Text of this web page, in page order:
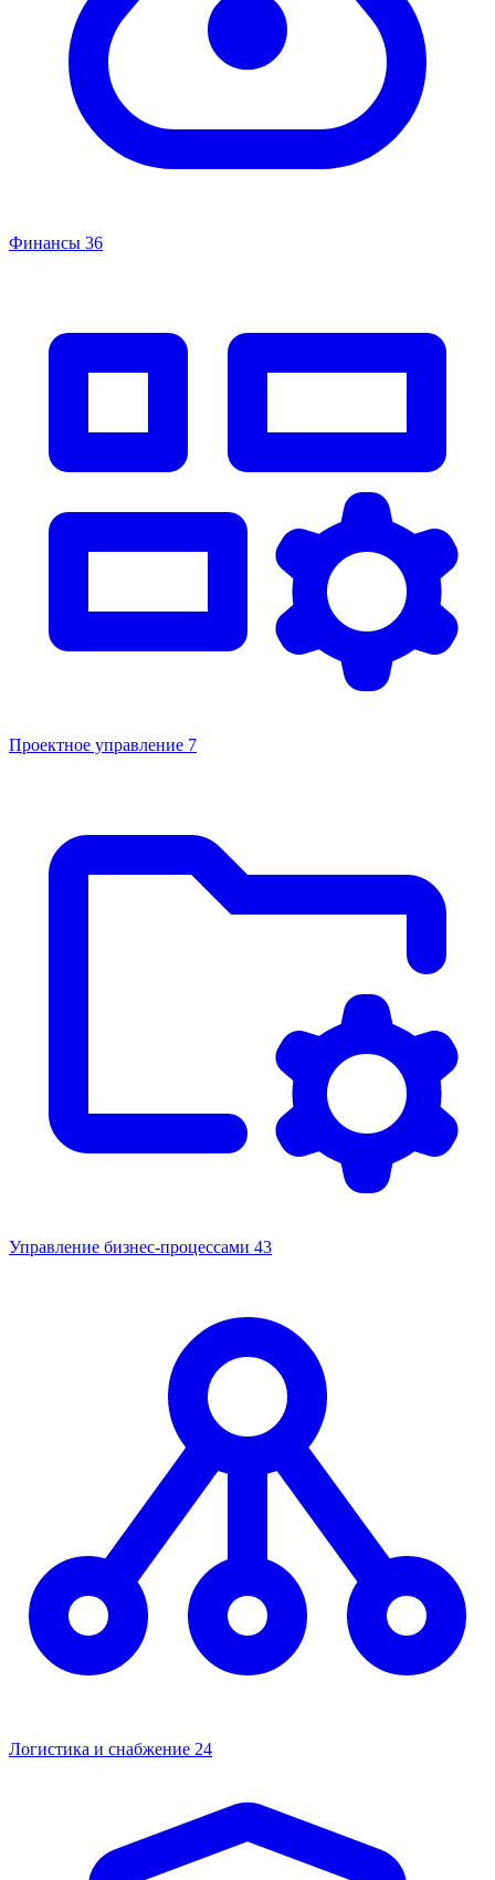
Финансы 36
Проектное управление 7
Управление бизнес-процессами 43
Логистика и снабжение 24